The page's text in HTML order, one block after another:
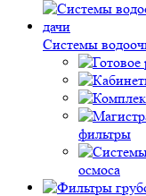
Системы
фильтры
осмоса